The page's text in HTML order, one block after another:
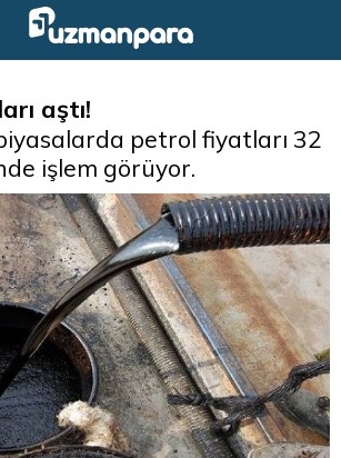
aştı!
petrol fiyatları 32
işlem görüyor.